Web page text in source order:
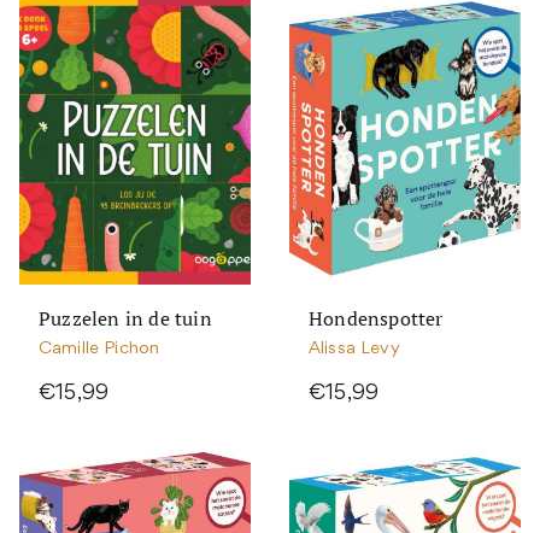
Puzzelen in de tuin
Camille Pichon
€15,99
Hondenspotter
Alissa Levy
€15,99